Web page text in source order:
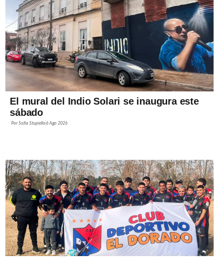
El mural del Indio Solari se inaugura este
sábado
PorSofía Stupiello6 Ago 2026